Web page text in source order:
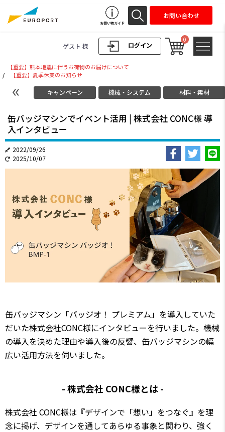
ログイン
ゲスト 様
0
お買い物ガイド
お問い合わせ
【重要】熊本地震に伴うお荷物のお届けについて
/
【重要】夏季休業のお知らせ
キャンペーン 機械・システム 材料・素材
缶バッジマシンでイベント活用 | 株式会社 CONC様 導
入インタビュー
2022/09/26
2025/10/07
缶バッジマシン「バッジオ！ プレミアム」を導入していた
だいた株式会社CONC様にインタビューを行いました。機械
の導入を決めた理由や導入後の反響、缶バッジマシンの幅
広い活用方法を伺いました。
- 株式会社 CONC様とは -
株式会社 CONC様は『デザインで「想い」をつなぐ』を理
念に掲げ、デザインを通してあらゆる事象と関わり、強く